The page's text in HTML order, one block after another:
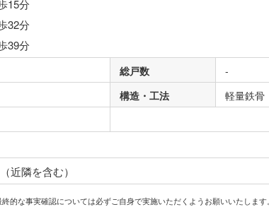
15分
32分
39分
総戸数
-
構造・工法
軽量鉄骨
近隣を含む）
的な事実確認については必ずご自身で実施いただくようお願いいたします。